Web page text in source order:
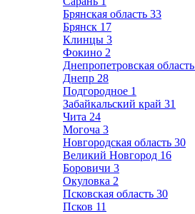
Брянская область 33
Брянск 17
Клинцы 3
Фокино 2
Днепропетровская область
Днепр 28
Подгородное 1
Забайкальский край 31
Чита 24
Могоча 3
Новгородская область 30
Великий Новгород 16
Боровичи 3
Окуловка 2
Псковская область 30
Псков 11